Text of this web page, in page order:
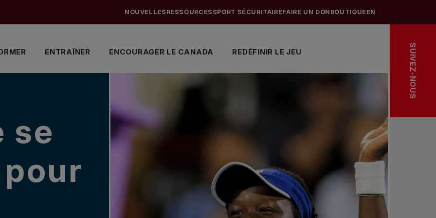
ENTRAÎNER ENCOURAGER LE CANADA REDÉFINIR LE JEU
NOUVELLES RESSOURCES SPORT SÉCURITAIREFAIRE UN DON BOUTIQUEEN
SUIVEZ-NOUS
se